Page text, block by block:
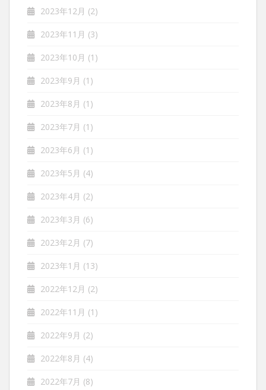
2023年12月 (2)
2023年11月 (3)
2023年10月 (1)
2023年9月 (1)
2023年8月 (1)
2023年7月 (1)
2023年6月 (1)
2023年5月 (4)
2023年4月 (2)
2023年3月 (6)
2023年2月 (7)
2023年1月 (13)
2022年12月 (2)
2022年11月 (1)
2022年9月 (2)
2022年8月 (4)
2022年7月 (8)